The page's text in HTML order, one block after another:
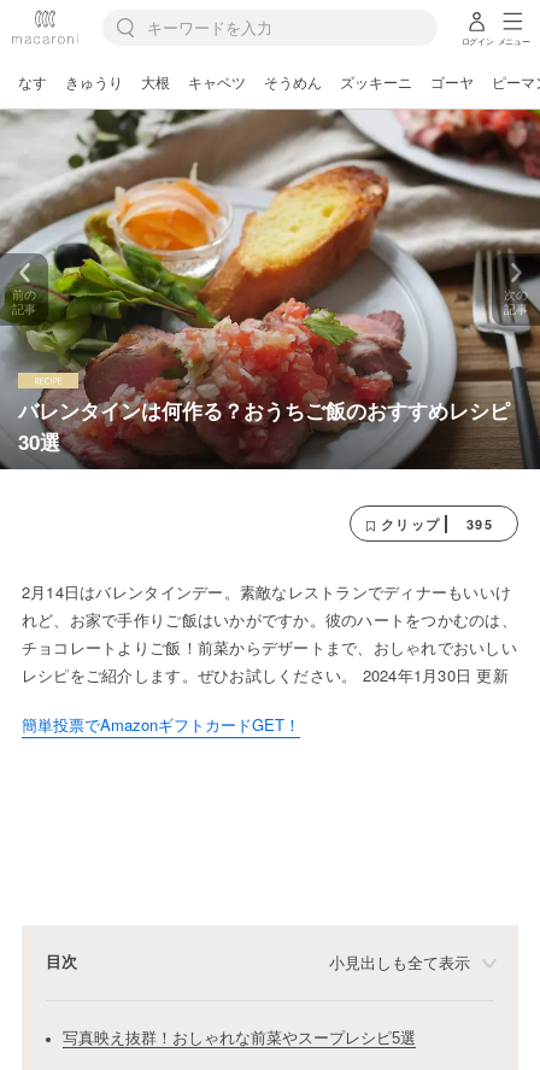
ログイン メニュー
なす きゅうり 大根 キャベツ そうめん ズッキーニ ゴーヤ ピーマ
バレンタインは何作る？おうちご飯のおすすめレシピ
30選
前の
記事
次の
記事
クリップ 395
2月14日はバレンタインデー。素敵なレストランでディナーもいいけ
れど、お家で手作りご飯はいかがですか。彼のハートをつかむのは、
チョコレートよりご飯！前菜からデザートまで、おしゃれでおいしい
レシピをご紹介します。ぜひお試しください。 2024年1月30日 更新
簡単投票でAmazonギフトカードGET！
目次 小見出しも全て表示
写真映え抜群！おしゃれな前菜やスープレシピ5選